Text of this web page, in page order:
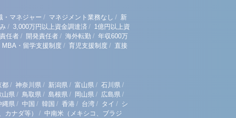
・マネジャー / マネジメント業務なし / 新
/ 3,000万円以上資金調達済 / 1億円以上資
任者 / 開発責任者 / 海外転勤 / 年収600万
MBA・留学支援制度 / 育児支援制度 / 直接
都 / 神奈川県 / 新潟県 / 富山県 / 石川県 /
山県 / 鳥取県 / 島根県 / 岡山県 / 広島県 /
縄県 / 中国 / 韓国 / 香港 / 台湾 / タイ / シ
カナダ等） / 中南米（メキシコ、ブラジ